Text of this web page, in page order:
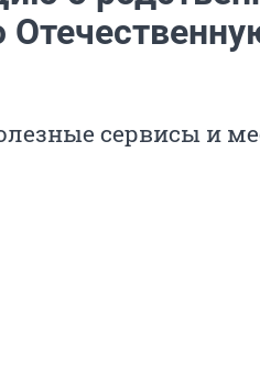
сервисы и